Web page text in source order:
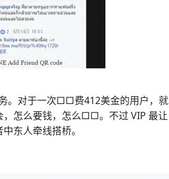
。对于一次□□费412美金的用户，就
，怎么要钱，怎么□□。不过 VIP 最让
东人牵线搭桥。